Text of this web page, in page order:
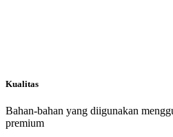
Kualitas
Bahan-bahan yang diigunakan
premium